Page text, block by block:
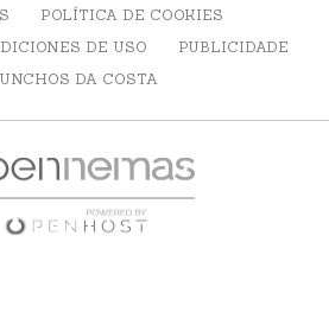
POLÍTICA DE COOKIES
DE USO
PUBLICIDADE
DA COSTA